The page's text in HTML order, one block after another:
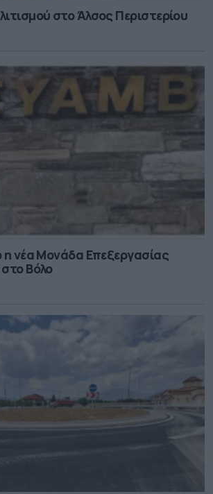
στο Άλσος Περιστερίου
η νέα Μονάδα Επεξεργασίας
Βόλο